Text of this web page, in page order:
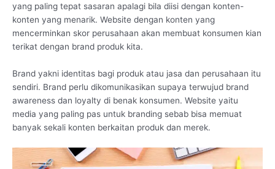
yang paling tepat sasaran apalagi bila diisi dengan konten-
konten yang menarik. Website dengan konten yang
mencerminkan skor perusahaan akan membuat konsumen kian
terikat dengan brand produk kita.
Brand yakni identitas bagi produk atau jasa dan perusahaan itu
sendiri. Brand perlu dikomunikasikan supaya terwujud brand
awareness dan loyalty di benak konsumen. Website yaitu
media yang paling pas untuk branding sebab bisa memuat
banyak sekali konten berkaitan produk dan merek.